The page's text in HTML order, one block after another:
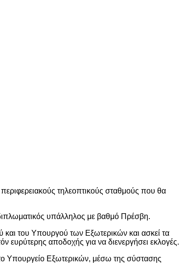
τηλεοπτικούς σταθμούς που θα
υπάλληλος με βαθμό Πρέσβη.
του Υπουργού των Εξωτερικών και ασκεί τα
ευρύτερης αποδοχής για να διενεργήσει εκλογές.
Υπουργείο Εξωτερικών, μέσω της σύστασης